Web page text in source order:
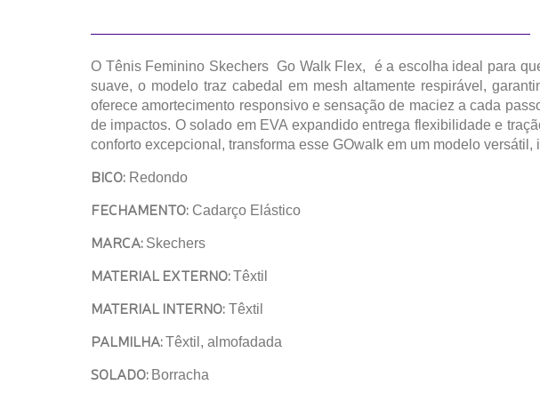
O Tênis Feminino Skechers Go Walk Flex, é a escolha ideal para
suave, o modelo traz cabedal em mesh altamente respirável,
oferece amortecimento responsivo e sensação de maciez a cada
de impactos. O solado em EVA expandido entrega flexibilidade e
conforto excepcional, transforma esse GOwalk em um modelo
BICO: Redondo
FECHAMENTO: Cadarço Elástico
MARCA: Skechers
MATERIAL EXTERNO:Têxtil
MATERIAL INTERNO: Têxtil
PALMILHA:Têxtil, almofadada
SOLADO: Borracha